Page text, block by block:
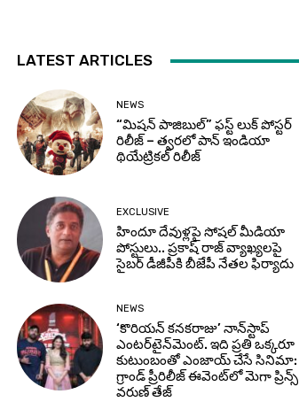
LATEST ARTICLES
NEWS
“మిషన్ పాజిబుల్” ఫస్ట్ లుక్ పోస్టర్
రిలీజ్ – త్వరలో పాన్ ఇండియా
థియేట్రికల్ రిలీజ్
EXCLUSIVE
హిందూ దేవుళ్లపై సోషల్ మీడియా
పోస్టులు.. ప్రకాష్ రాజ్ వ్యాఖ్యలపై
సైబర్ డీజీపీకి బీజేపీ నేతల ఫిర్యాదు
NEWS
‘కొరియన్ కనకరాజు’ నాన్‌స్టాప్
ఎంటర్‌టైన్‌మెంట్. ఇది ప్రతి ఒక్కరూ
కుటుంబంతో ఎంజాయ్ చేసే సినిమా:
గ్రాండ్ ప్రీరిలీజ్ ఈవెంట్‌లో మెగా ప్రిన్స్
వరుణ్ తేజ్